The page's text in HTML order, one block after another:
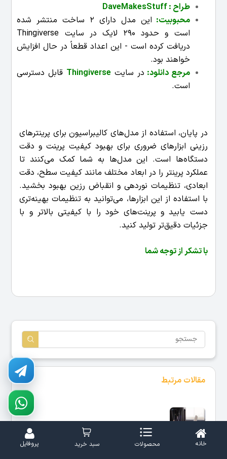
طراح :DaveMakesStuff
محبوبیت:
این مدل دارای 2 ساخت منتشر شده
است و حدود 290 لایک در سایت Thingiverse
دریافت کرده است - این اعداد قطعاً در حال افزایش
خواهند بود.
مرجع دانلود: در سایت Thingiverse قابل دسترسی
است.
در پایان، استفاده از مدل‌های کالیبراسیون برای پرینترهای
رزینی ابزارهای ضروری برای بهبود کیفیت پرینت و دقت
دستگاه‌ها است. این مدل‌ها به شما کمک می‌کنند تا
عملکرد پرینتر را در ابعاد مختلف مانند کیفیت سطح، دقت
ابعادی، تنظیمات نوردهی و انقباض رزین بهبود بخشید.
با استفاده از این ابزارها، می‌توانید به تنظیمات بهینه‌تری
دست یابید و پرینت‌های خود را با کیفیتی بالاتر و با
جزئیات دقیق‌تر تولید کنید.
با تشکر از توجه شما
مقالات مرتبط
بهترین روش‌های چسباندن قطعات پرینت سه‌بعدی
خانه محصولات سبد خرید پروفایل